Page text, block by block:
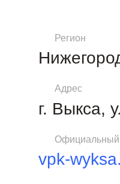
Регион
Адрес
г. Выкса,
Официальный
vpk-